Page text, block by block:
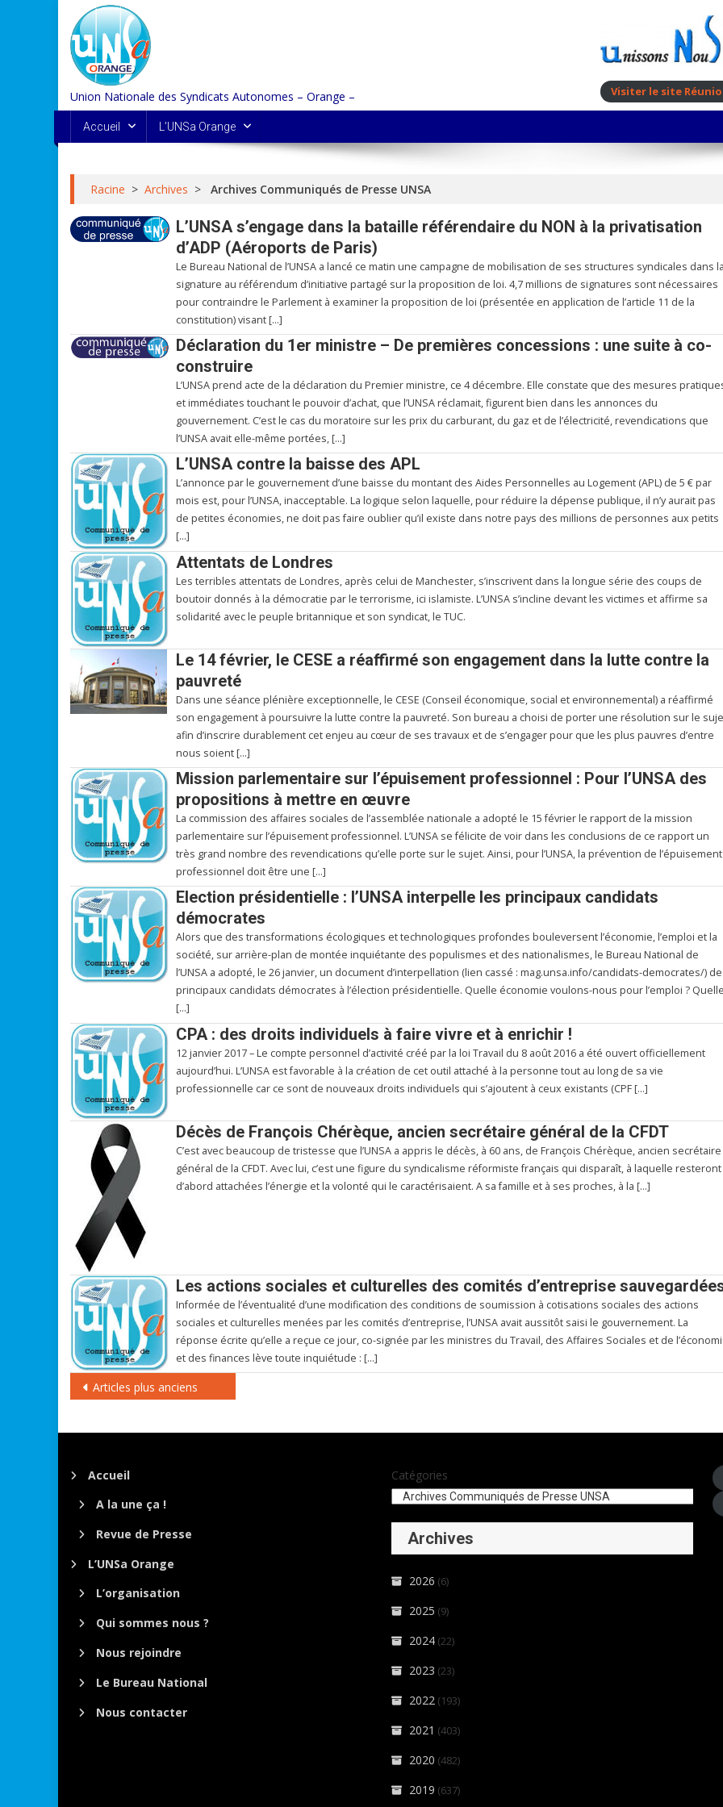
content
Union Nationale des Syndicats Autonomes – Orange – Visiter le site
Accueil L’UNSa Orange
Racine > Archives > Archives Communiqués de Presse UNSA
L’UNSA s’engage dans la bataille référendaire du NON à la privatisation
d’ADP (Aéroports de Paris)
Le Bureau National de l’UNSA a lancé ce matin une campagne de mobilisation de ses structures syndicales dans
signature au référendum d’initiative partagé sur la proposition de loi. 4,7 millions de signatures sont nécessaires
pour contraindre le Parlement à examiner la proposition de loi (présentée en application de l’article 11 de la
constitution) visant […]
Déclaration du 1er ministre – De premières concessions : une suite à co-
construire
L’UNSA prend acte de la déclaration du Premier ministre, ce 4 décembre. Elle constate que des mesures
et immédiates touchant le pouvoir d’achat, que l’UNSA réclamait, figurent bien dans les annonces du
gouvernement. C’est le cas du moratoire sur les prix du carburant, du gaz et de l’électricité, revendications que
l’UNSA avait elle-même portées, […]
L’UNSA contre la baisse des APL
L’annonce par le gouvernement d’une baisse du montant des Aides Personnelles au Logement (APL) de 5 € par
mois est, pour l’UNSA, inacceptable. La logique selon laquelle, pour réduire la dépense publique, il n’y aurait pas
de petites économies, ne doit pas faire oublier qu’il existe dans notre pays des millions de personnes aux petits
[…]
Attentats de Londres
Les terribles attentats de Londres, après celui de Manchester, s’inscrivent dans la longue série des coups de
boutoir donnés à la démocratie par le terrorisme, ici islamiste. L’UNSA s’incline devant les victimes et affirme sa
solidarité avec le peuple britannique et son syndicat, le TUC.
Le 14 février, le CESE a réaffirmé son engagement dans la lutte contre la
pauvreté
Dans une séance plénière exceptionnelle, le CESE (Conseil économique, social et environnemental) a réaffirmé
son engagement à poursuivre la lutte contre la pauvreté. Son bureau a choisi de porter une résolution sur le
afin d’inscrire durablement cet enjeu au cœur de ses travaux et de s’engager pour que les plus pauvres d’entre
nous soient […]
Mission parlementaire sur l’épuisement professionnel : Pour l’UNSA des
propositions à mettre en œuvre
La commission des affaires sociales de l’assemblée nationale a adopté le 15 février le rapport de la mission
parlementaire sur l’épuisement professionnel. L’UNSA se félicite de voir dans les conclusions de ce rapport un
très grand nombre des revendications qu’elle porte sur le sujet. Ainsi, pour l’UNSA, la prévention de l’épuisement
professionnel doit être une […]
Election présidentielle : l’UNSA interpelle les principaux candidats
démocrates
Alors que des transformations écologiques et technologiques profondes bouleversent l’économie, l’emploi et la
société, sur arrière-plan de montée inquiétante des populismes et des nationalismes, le Bureau National de
l’UNSA a adopté, le 26 janvier, un document d’interpellation (lien cassé : mag.unsa.info/candidats-democrates/)
principaux candidats démocrates à l’élection présidentielle. Quelle économie voulons-nous pour l’emploi ?
[…]
CPA : des droits individuels à faire vivre et à enrichir !
12 janvier 2017 – Le compte personnel d’activité créé par la loi Travail du 8 août 2016 a été ouvert officiellement
aujourd’hui. L’UNSA est favorable à la création de cet outil attaché à la personne tout au long de sa vie
professionnelle car ce sont de nouveaux droits individuels qui s’ajoutent à ceux existants (CPF […]
Décès de François Chérèque, ancien secrétaire général de la CFDT
C’est avec beaucoup de tristesse que l’UNSA a appris le décès, à 60 ans, de François Chérèque, ancien secrétaire
général de la CFDT. Avec lui, c’est une figure du syndicalisme réformiste français qui disparaît, à laquelle resteront
d’abord attachées l’énergie et la volonté qui le caractérisaient. A sa famille et à ses proches, à la […]
Les actions sociales et culturelles des comités d’entreprise
Informée de l’éventualité d’une modification des conditions de soumission à cotisations sociales des actions
sociales et culturelles menées par les comités d’entreprise, l’UNSA avait aussitôt saisi le gouvernement. La
réponse écrite qu’elle a reçue ce jour, co-signée par les ministres du Travail, des Affaires Sociales et de
et des finances lève toute inquiétude : […]
Navigation
des
Articles plus anciens
Accueil
A la une ça !
Revue de Presse
L’UNSa Orange
L’organisation
Qui sommes nous ?
Nous rejoindre
Le Bureau National
Nous contacter
Catégories
Archives
2026 (6)
2025 (9)
2024 (22)
2023 (23)
2022 (193)
2021 (403)
2020 (482)
2019 (637)